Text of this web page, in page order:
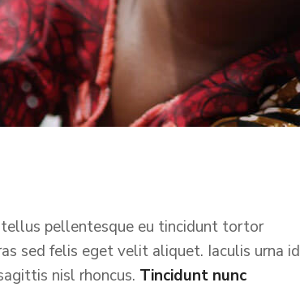
pellentesque eu tincidunt tortor
sed felis eget velit aliquet. Iaculis urna id
nisl rhoncus. Tincidunt nunc